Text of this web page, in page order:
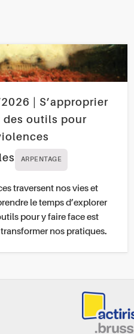
| S’approprier
outils pour
ARPENTAGE
traversent nos vies et
le temps d’explorer
pour y faire face est
nos pratiques.